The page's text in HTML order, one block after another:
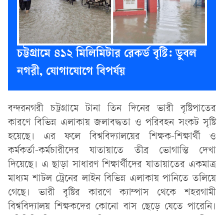
চট্টগ্রামে ৪১২ মিলিমিটার রেকর্ড বৃষ্টি: ডুবল
নগরী, যোগাযোগে বিপর্যয়
বন্দরনগরী চট্টগ্রামে টানা তিন দিনের ভারী বৃষ্টিপাতের
কারণে বিভিন্ন এলাকায় জলাবদ্ধতা ও পরিবহন সংকট সৃষ্টি
হয়েছে। এর ফলে বিশ্ববিদ্যালয়ের শিক্ষক-শিক্ষার্থী ও
কর্মকর্তা-কর্মচারীদের যাতায়াতে তীব্র ভোগান্তি দেখা
দিয়েছে। এ ছাড়া সাধারণ শিক্ষার্থীদের যাতায়াতের একমাত্র
মাধ্যম শাটল ট্রেনের লাইন বিভিন্ন এলাকায় পানিতে তলিয়ে
গেছে। ভারী বৃষ্টির কারণে ক্যাম্পাস থেকে শহরগামী
বিশ্ববিদ্যালয় শিক্ষকদের কোনো বাস ছেড়ে যেতে পারেনি।